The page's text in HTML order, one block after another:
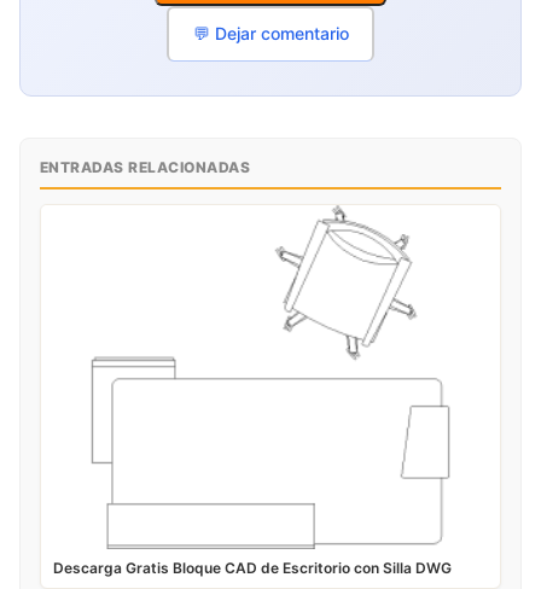
💬 Dejar comentario
ENTRADAS RELACIONADAS
Descarga Gratis Bloque CAD de Escritorio con Silla DWG